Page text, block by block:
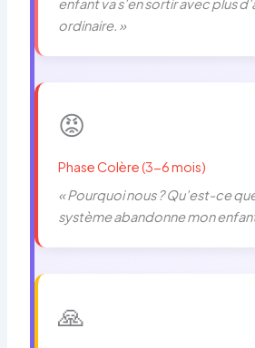
enfant va s’en sortir avec plus
ordinaire. »
😡
Phase Colère (3-6 mois)
« Pourquoi nous ? Qu’est-ce
système abandonne mon
🙏